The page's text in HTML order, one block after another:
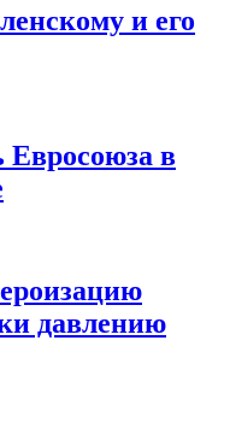
и его
Евросоюза в
давлению